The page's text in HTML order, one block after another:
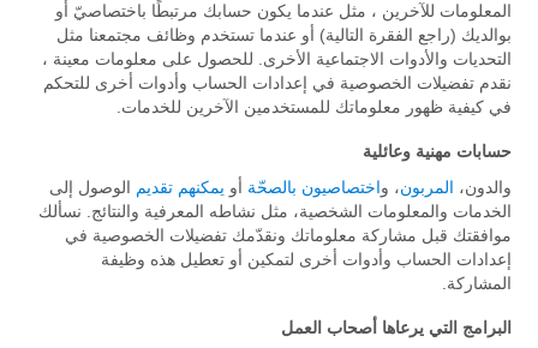
المعلومات للآخرين ، مثل عندما يكون حسابك مرتبطًا باختصاصيّ أو
بوالديك (راجع الفقرة التالية) أو عندما تستخدم وظائف مجتمعنا مثل
التحديات والأدوات الاجتماعية الأخرى. للحصول على معلومات معينة ،
نقدم تفضيلات الخصوصية في إعدادات الحساب وأدوات أخرى للتحكم
في كيفية ظهور معلوماتك للمستخدمين الآخرين للخدمات.
حسابات مهنية وعائلية
والدون، المربون، واختصاصيون بالصحّة أو يمكنهم تقديم الوصول إلى
الخدمات والمعلومات الشخصية، مثل نشاطه المعرفية والنتائج. نسألك
موافقتك قبل مشاركة معلوماتك ونقدّمك تفضيلات الخصوصية في
إعدادات الحساب وأدوات أخرى لتمكين أو تعطيل هذه وظيفة
المشاركة.
البرامج التي يرعاها أصحاب العمل